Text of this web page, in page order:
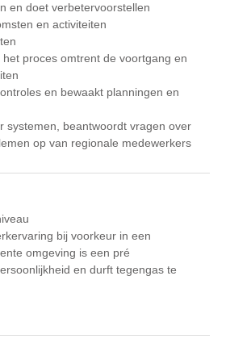
en doet verbetervoorstellen
en activiteiten
proces omtrent de voortgang en
en bewaakt planningen en
systemen, beantwoordt vragen over
op van regionale medewerkers
bij voorkeur in een
omgeving is een pré
en durft tegengas te